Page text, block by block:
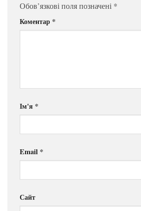
Обов’язкові поля позначені *
Коментар *
Ім'я *
Email *
Сайт